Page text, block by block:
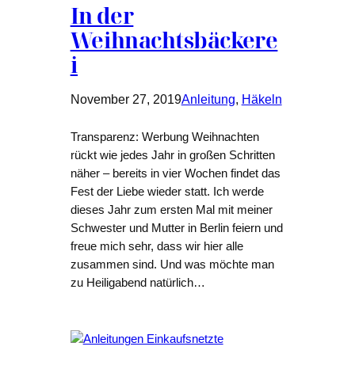
In der
Weihnachtsbäckere
i
November 27, 2019Anleitung, Häkeln
Transparenz: Werbung Weihnachten
rückt wie jedes Jahr in großen Schritten
näher – bereits in vier Wochen findet das
Fest der Liebe wieder statt. Ich werde
dieses Jahr zum ersten Mal mit meiner
Schwester und Mutter in Berlin feiern und
freue mich sehr, dass wir hier alle
zusammen sind. Und was möchte man
zu Heiligabend natürlich…